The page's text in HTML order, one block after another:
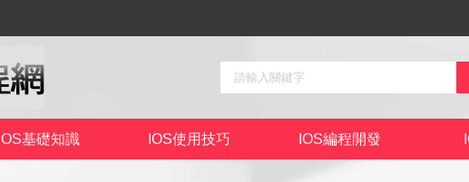
IOS基礎知識 IOS使用技巧 IOS編程開發